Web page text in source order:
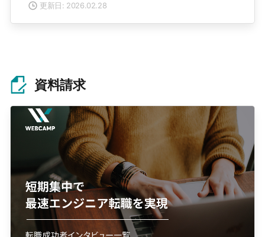
更新日: 2026.02.28
資料請求